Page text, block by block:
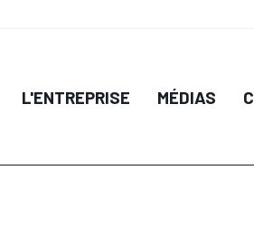
L'ENTREPRISE MÉDIAS